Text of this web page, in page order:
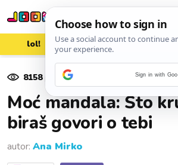
lol! aww vrh!
8158pregleda
Moć mandala: Što
biraš govori o tebi
autor: Ana Mirko
Sign in with